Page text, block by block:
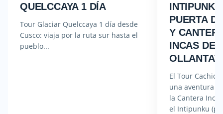
QUELCCAYA 1 DÍA
Tour Glaciar Quelccaya 1 día desde
Cusco: viaja por la ruta sur hasta el
pueblo...
PUERTA
Y
INCAS DE
El Tour
una aventura
la Cantera Inca
el Intipunku